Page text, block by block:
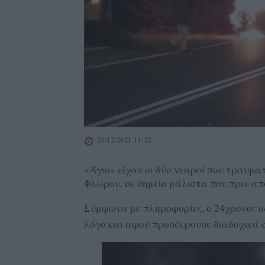
23/12/2021 11:22
«Άγιο» είχαν οι δύο νεαροί που
Φλώρου, σε σημείο μάλιστα που πριν
Σύμφωνα με πληροφορίες, ο 24χρονος
λόγο και αφού προσέκρουσε